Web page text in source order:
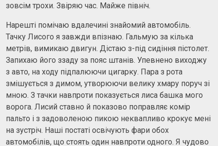
зовсім трохи. Звіряю час. Майже північ.
Нарешті помічаю вдалечині знайомий автомобіль.
Тачку Лисого я завжди впізнаю. Гальмую за кілька
метрів, вимикаю двигун. Дістаю з-під сидіння пістолет.
Запихаю його ззаду за пояс штанів. Упевнено виходжу
з авто, на ходу підпалюючи цигарку. Пара з рота
змішується з димом, утворюючи велику хмару поруч зі
мною. З тачки навпроти показується лиса башка мого
ворога. Лисий ставно й показово поправляє комір
пальто і з задоволеною пикою неквапливо крокує мені
на зустріч. Наші постаті освічують фари обох
автомобілів, що стоять один навпроти одного. Я чудово